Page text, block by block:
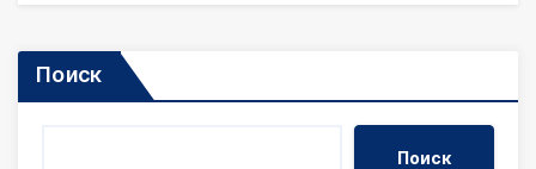
Поиск
Поиск